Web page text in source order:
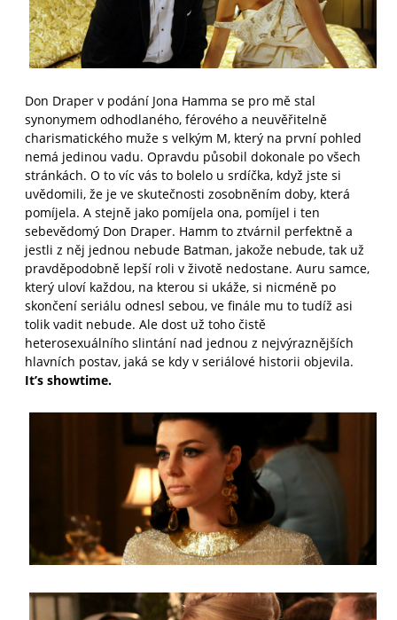
Don Draper v podání Jona Hamma se pro mě stal
synonymem odhodlaného, férového a neuvěřitelně
charismatického muže s velkým M, který na první pohled
nemá jedinou vadu. Opravdu působil dokonale po všech
stránkách. O to víc vás to bolelo u srdíčka, když jste si
uvědomili, že je ve skutečnosti zosobněním doby, která
pomíjela. A stejně jako pomíjela ona, pomíjel i ten
sebevědomý Don Draper. Hamm to ztvárnil perfektně a
jestli z něj jednou nebude Batman, jakože nebude, tak už
pravděpodobně lepší roli v životě nedostane. Auru samce,
který uloví každou, na kterou si ukáže, si nicméně po
skončení seriálu odnesl sebou, ve finále mu to tudíž asi
tolik vadit nebude. Ale dost už toho čistě
heterosexuálního slintání nad jednou z nejvýraznějších
hlavních postav, jaká se kdy v seriálové historii objevila.
It’s showtime.